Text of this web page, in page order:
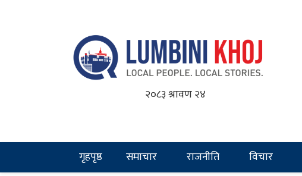
२०८३ श्रावण २४
गृहपृष्ठ समाचार राजनीति विचार